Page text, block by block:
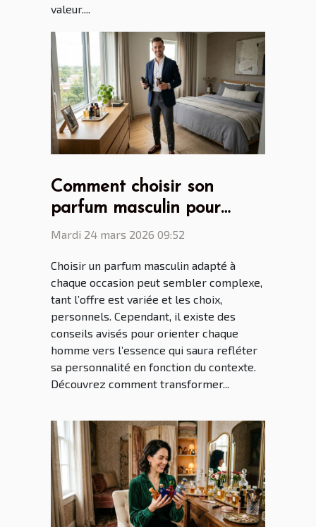
valeur....
Comment choisir son
parfum masculin pour
chaque occasion ?
Mardi 24 mars 2026 09:52
Choisir un parfum masculin adapté à
chaque occasion peut sembler complexe,
tant l’offre est variée et les choix,
personnels. Cependant, il existe des
conseils avisés pour orienter chaque
homme vers l’essence qui saura refléter
sa personnalité en fonction du contexte.
Découvrez comment transformer...